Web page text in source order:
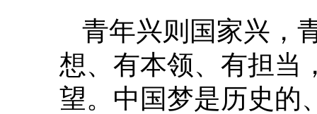
青年兴则国家兴，
想、有本领、有担当
望。中国梦是历史的